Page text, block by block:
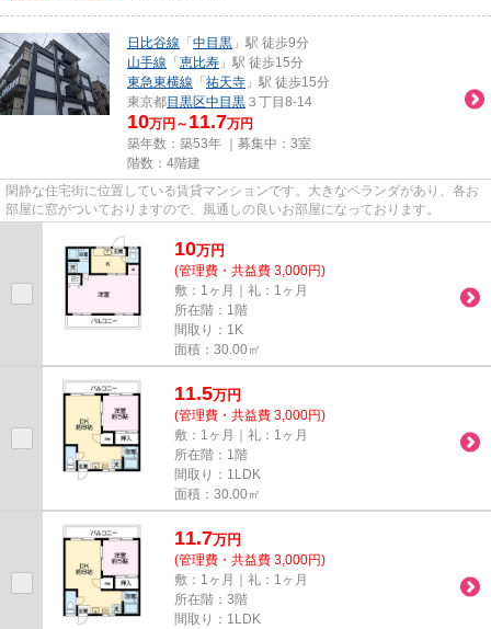
日比谷線 「 中目黒 」駅 徒歩9分
山手線 「 恵比寿 」駅 徒歩15分
東急東横線 「 祐天寺 」駅 徒歩15分
東京都目黒区中目黒 ３丁目8-14
10万円～ 11.7万円
築年数：築53年 ｜募集中： 3室
階数：4階建
閑静な住宅街に位置している賃貸マンションです。大きなベランダがあり、各お
部屋に窓がついておりますので、風通しの良いお部屋になっております。
10万円
(管理費・共益費 3,000円)
敷：1ヶ月｜礼：1ヶ月
所在階：1階
間取り：1K
面積：30.00㎡
11.5万円
(管理費・共益費 3,000円)
敷：1ヶ月｜礼：1ヶ月
所在階：1階
間取り：1LDK
面積：30.00㎡
11.7万円
(管理費・共益費 3,000円)
敷：1ヶ月｜礼：1ヶ月
所在階：3階
間取り：1LDK